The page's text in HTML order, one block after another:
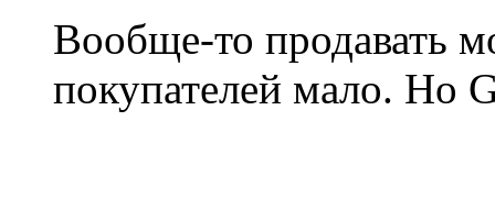
Вообще-то продавать
покупателей мало. Но